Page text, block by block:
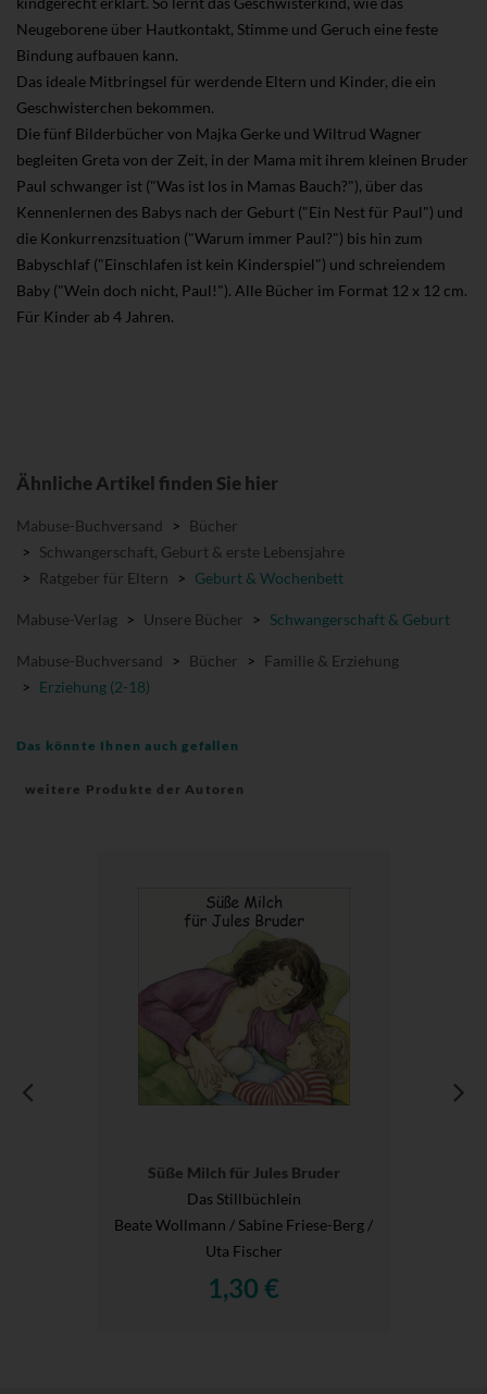
Neugeborene über Hautkontakt, Stimme und Geruch eine feste
Bindung aufbauen kann.
Das ideale Mitbringsel für werdende Eltern und Kinder, die ein
Geschwisterchen bekommen.
Die fünf Bilderbücher von Majka Gerke und Wiltrud Wagner
begleiten Greta von der Zeit, in der Mama mit ihrem kleinen Bruder
Paul schwanger ist ("Was ist los in Mamas Bauch?"), über das
Kennenlernen des Babys nach der Geburt ("Ein Nest für Paul") und
die Konkurrenzsituation ("Warum immer Paul?") bis hin zum
Babyschlaf ("Einschlafen ist kein Kinderspiel") und schreiendem
Baby ("Wein doch nicht, Paul!"). Alle Bücher im Format 12 x 12 cm.
Für Kinder ab 4 Jahren.
Ähnliche Artikel finden Sie hier
Mabuse-Buchversand > Bücher
> Schwangerschaft, Geburt & erste Lebensjahre
>
Ratgeber für Eltern > Geburt & Wochenbett
Mabuse-Verlag > Unsere Bücher > Schwangerschaft & Geburt
Mabuse-Buchversand > Bücher > Familie & Erziehung
> Erziehung (2-18)
Das könnte Ihnen auch gefallen
weitere Produkte der Autoren
Süße Milch für Jules Bruder
Das Stillbüchlein
Beate Wollmann / Sabine Friese-Berg /
Uta Fischer
1,30 €